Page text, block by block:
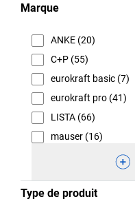
Marque
ANKE (20)
C+P (55)
eurokraft basic (7)
eurokraft pro (41)
LISTA (66)
mauser (16)
Type de produit